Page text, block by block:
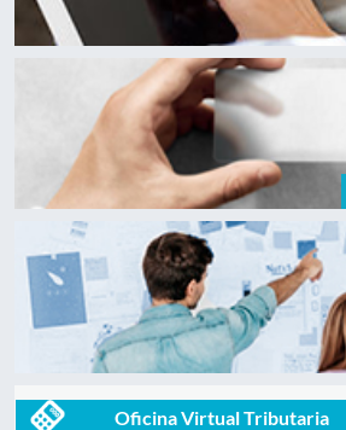
Oficina Virtual Tributaria